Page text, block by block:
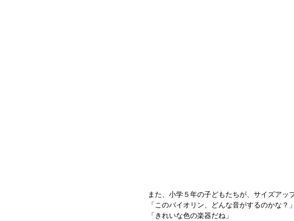
また、小学５年の子どもたちが、サイズアッ
「このバイオリン、どんな音がするのかな？」
「きれいな色の楽器だね」